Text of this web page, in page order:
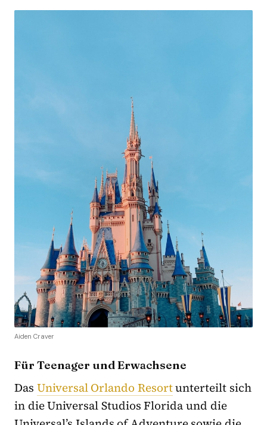
Aiden Craver
Für Teenager und Erwachsene
Das Universal Orlando Resortunterteilt sich
in die Universal Studios Florida und die